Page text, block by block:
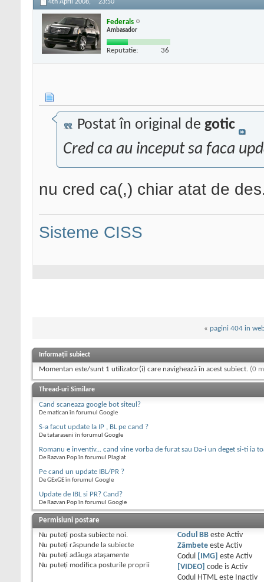
4th April 2008, 23:50
Federals
Ambasador
Reputatie: 36
Postat în original de gotic
Cred ca au inceput sa faca
nu cred ca(,) chiar atat de
Sisteme CISS
« pagini 404 in
Informații subiect
Momentan este/sunt 1 utilizator(i) care navighează în acest subiect. (0
Thread-uri Similare
Cand scaneaza google bot siteul?
De matican în forumul Google
S-a facut update la IP , BL pe cand ?
De tataraseni în forumul Google
Romanu e inventiv... cand vine vorba de furat sau Da-i un deget si-ti ia
De Razvan Pop în forumul Plagiat
Pe cand un update IBL/PR ?
De GExGE în forumul Google
Update de IBL si PR? Cand?
De Razvan Pop în forumul Google
Permisiuni postare
Nu puteţi posta subiecte noi.
Nu puteţi răspunde la subiecte
Nu puteţi adăuga ataşamente
Nu puteţi modifica posturile proprii
Codul BBeste Activ
Zâmbeteeste Activ
Codul
[IMG] este Activ
[VIDEO] code is Activ
Codul HTML este
Inactiv